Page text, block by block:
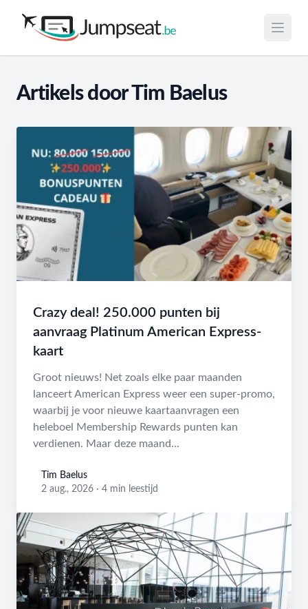
Open
Artikels door Tim Baelus
Crazy deal! 250.000 punten bij
aanvraag Platinum American Express-
kaart
Groot nieuws! Net zoals elke paar maanden
lanceert American Express weer een super-promo,
waarbij je voor nieuwe kaartaanvragen een
heleboel Membership Rewards punten kan
verdienen. Maar deze maand...
Tim Baelus
Tim Baelus
2 aug., 2026 · 4 min leestijd